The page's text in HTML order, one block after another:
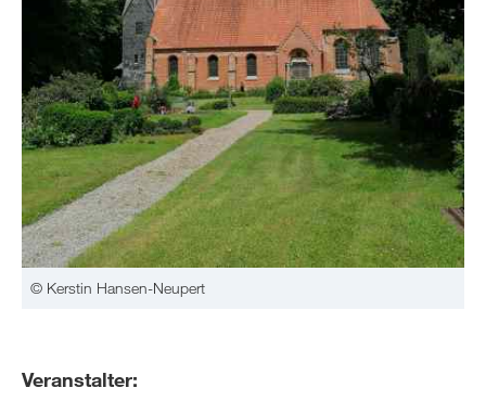
© Kerstin Hansen-Neupert
Veranstalter: